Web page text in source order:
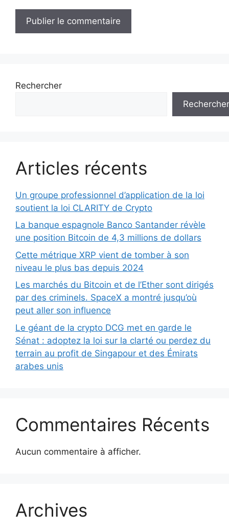
Rechercher
Rechercher
Articles récents
Un groupe professionnel d’application de la loi
soutient la loi CLARITY de Crypto
La banque espagnole Banco Santander révèle
une position Bitcoin de 4,3 millions de dollars
Cette métrique XRP vient de tomber à son
niveau le plus bas depuis 2024
Les marchés du Bitcoin et de l’Ether sont dirigés
par des criminels. SpaceX a montré jusqu’où
peut aller son influence
Le géant de la crypto DCG met en garde le
Sénat : adoptez la loi sur la clarté ou perdez du
terrain au profit de Singapour et des Émirats
arabes unis
Commentaires Récents
Aucun commentaire à afficher.
Archives